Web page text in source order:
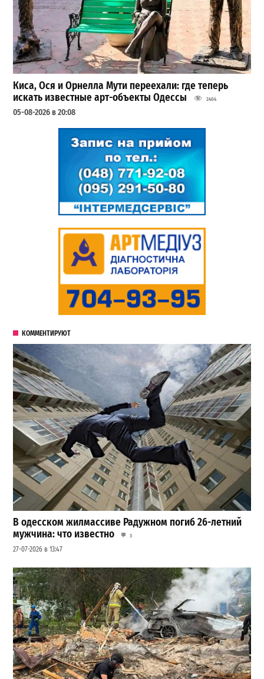
Киса, Ося и Орнелла Мути переехали: где теперь
искать известные арт-объекты Одессы
2404
05-08-2026 в 20:08
КОММЕНТИРУЮТ
В одесском жилмассиве Радужном погиб 26-летний
мужчина: что известно
3
27-07-2026 в 13:47